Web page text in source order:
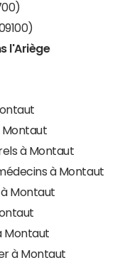
l'Ariège
à Montaut
Montaut
à Montaut
à Montaut
Montaut
Montaut
à Montaut